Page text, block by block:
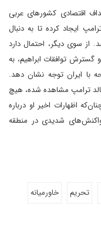
اقتصادی کشورهای عربی
ایجاد کرده‌ تا به دنبال
از سوی دیگر، احتمال دارد
توافقات ابراهیم، به
با ایران توجه نشان دهد.
ترامپ مشاهده شده، هیچ‌
اظهارات اخیر او درباره
شدیدی در منطقه
تحریم
خاورمیانه